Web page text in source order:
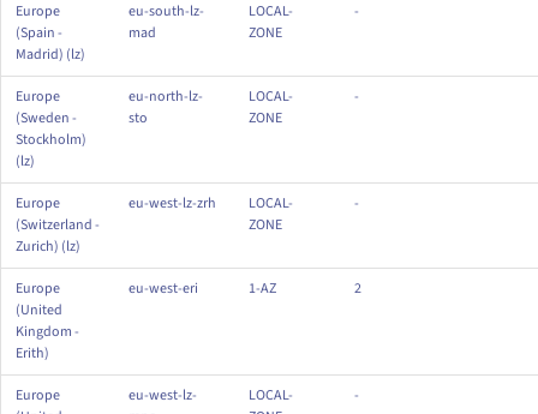
Europe
(Spain -
Madrid) (lz)
eu-south-lz-
mad
LOCAL-
ZONE
-
Europe
(Sweden -
Stockholm)
(lz)
eu-north-lz-
sto
LOCAL-
ZONE
-
Europe
(Switzerland -
Zurich) (lz)
eu-west-lz-zrh
LOCAL-
ZONE
-
Europe
(United
Kingdom -
Erith)
eu-west-eri 1-AZ 2
Europe
eu-west-lz-
LOCAL-
-